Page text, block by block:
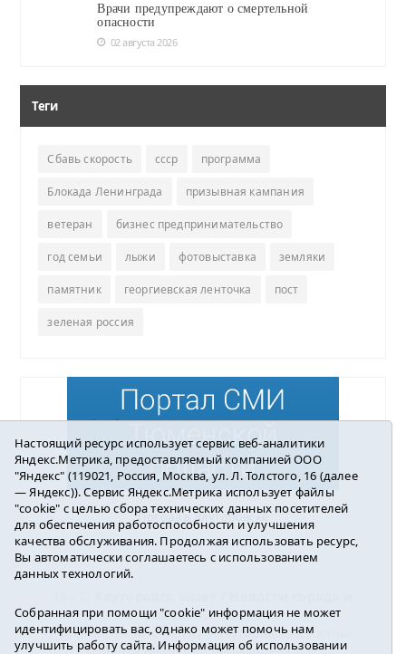
Врачи предупреждают о смертельной
опасности
02 августа 2026
Теги
Сбавь скорость ссср программа
Блокада Ленинграда призывная кампания
ветеран бизнес предпринимательство
год семьи лыжи фотовыставка земляки
памятник георгиевская ленточка пост
зеленая россия
Погода в Ялуторовске
района2016-2023
Учредитель: АНО «ИИЦ « Ялуторовская жизнь».
Главный редактор: Вешкурцева С.П.
Настоящий ресурс использует сервис веб-аналитики
Яндекс.Метрика, предоставляемый компанией ООО
"Яндекс" (119021, Россия, Москва, ул. Л. Толстого, 16 (далее
— Яндекс)). Сервис Яндекс.Метрика использует файлы
"cookie" с целью сбора технических данных посетителей
для обеспечения работоспособности и улучшения
качества обслуживания. Продолжая использовать ресурс,
Вы автоматически соглашаетесь с использованием
данных технологий.
Собранная при помощи "cookie" информация не может
идентифицировать вас, однако может помочь нам
улучшить работу сайта. Информация об использовании